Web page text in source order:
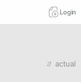
Login
actual